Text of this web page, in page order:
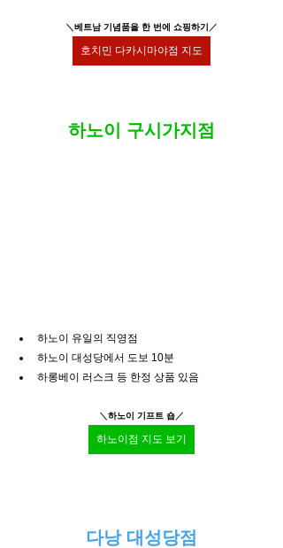
＼베트남 기념품을 한 번에 쇼핑하기 ／
호치민 다카시마야점 지도
하노이 구시가지점
하노이 유일의 직영점
하노이 대성당에서 도보 10분
하롱베이 러스크 등 한정 상품 있음
＼ 하노이 기프트 숍／
하노이점 지도 보기
다낭 대성당점